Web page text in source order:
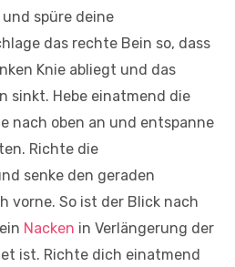
spüre deine
das rechte Bein so, dass
Knie abliegt und das
sinkt. Hebe einatmend die
nach oben an und entspanne
Richte die
senke den geraden
vorne. So ist der Blick nach
Nacken in Verlängerung der
ist. Richte dich einatmend